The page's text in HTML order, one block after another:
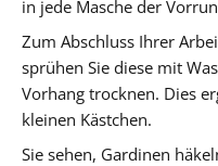
in jede Masche der
Zum Abschluss Ihrer
sprühen Sie diese mit
Vorhang trocknen. Dies
kleinen Kästchen.
Sie sehen, Gardinen